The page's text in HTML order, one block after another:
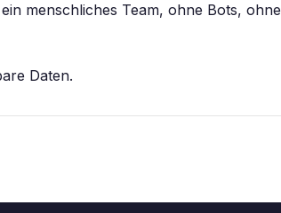
menschliches Team, ohne Bots, ohne
Daten.